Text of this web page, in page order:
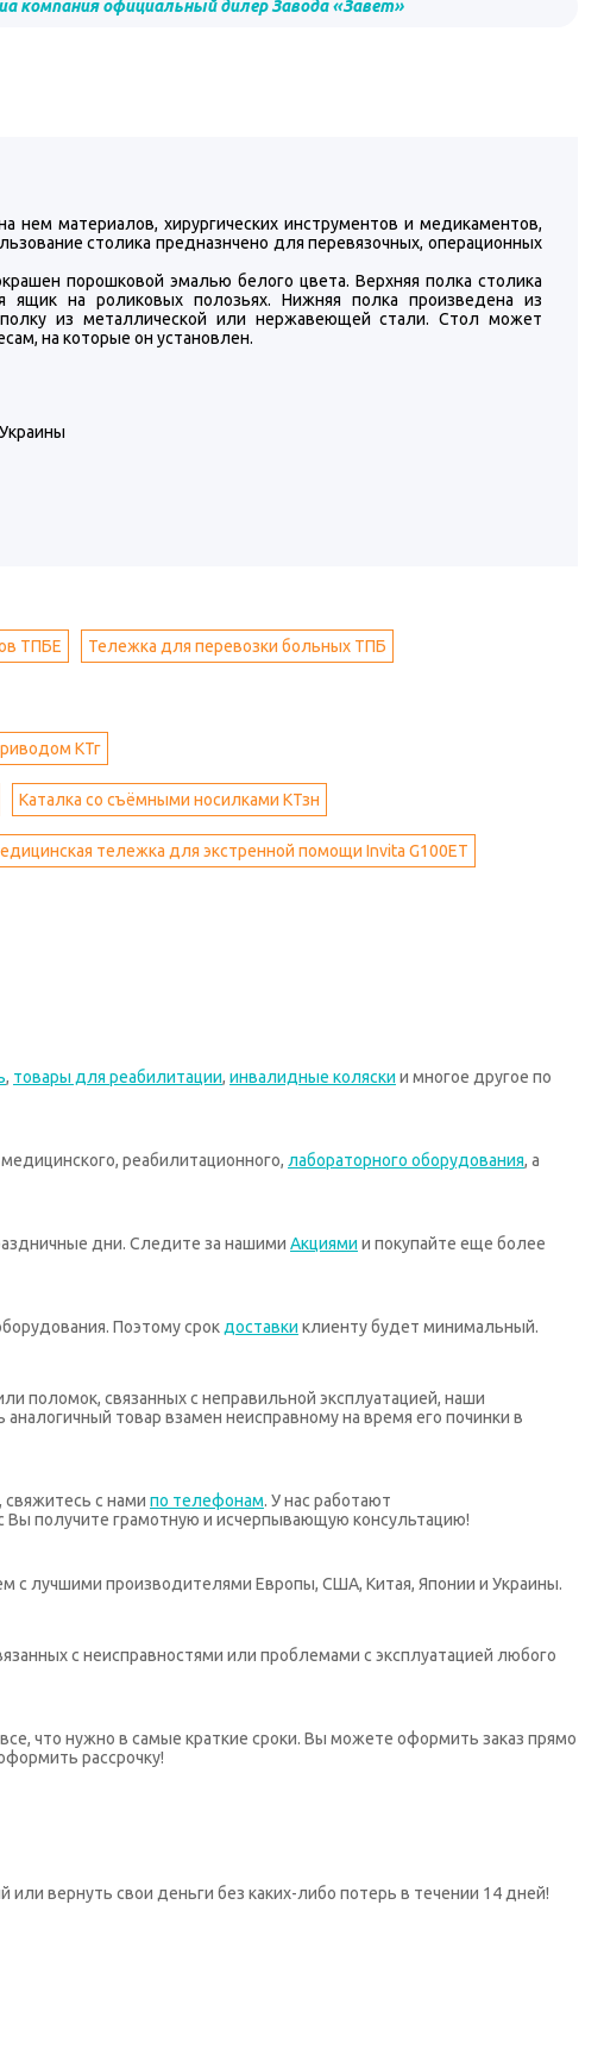
компания официальный дилер Завода «Завет»
нем материалов, хирургических инструментов и медикаментов,
столика предназнчено для перевязочных, операционных
порошковой эмалью белого цвета. Верхняя полка столика
на роликовых полозьях. Нижняя полка произведена из
из металлической или нержавеющей стали. Стол может
на которые он установлен.
ТПБЕ Тележка для перевозки больных ТПБ
КТг
Каталка со съёмными носилками КТзн
тележка для экстренной помощи Invita G100ET
, товары для реабилитации, инвалидные коляски и многое другое по
реабилитационного, лабораторного оборудования, а
дни. Следите за нашими Акциями и покупайте еще более
Поэтому срокдоставки клиенту будет минимальный.
поломок, связанных с неправильной эксплуатацией, наши
товар взамен неисправному на время его починки в
свяжитесь с нами по телефонам. У нас работают
получите грамотную и исчерпывающую консультацию!
с лучшими производителями Европы, США, Китая, Японии и Украины.
с неисправностями или проблемами с эксплуатацией любого
что нужно в самые краткие сроки. Вы можете оформить заказ прямо
рассрочку!
вернуть свои деньги без каких-либо потерь в течении 14 дней!